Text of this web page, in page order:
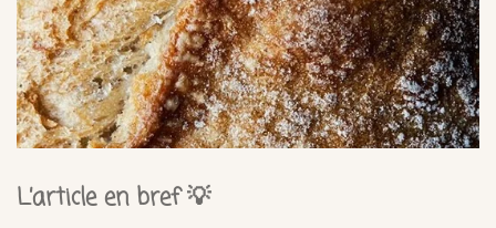
L’article en bref 💡